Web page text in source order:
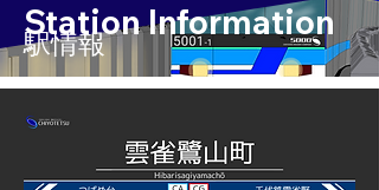
Station Information
​駅情報